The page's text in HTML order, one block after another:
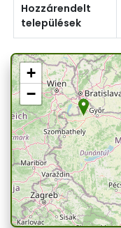
Hozzárendelt
települések
+
−